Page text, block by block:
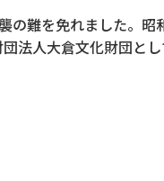
の難を免れました。
法人大倉文化財団とし